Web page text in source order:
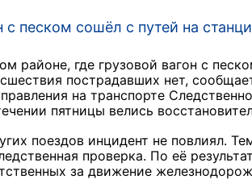
с песком сошёл с путей на
районе, где грузовой вагон с
пострадавших нет,
на транспорте
пятницы велись
поездов инцидент не повлиял.
проверка. По её
за движение